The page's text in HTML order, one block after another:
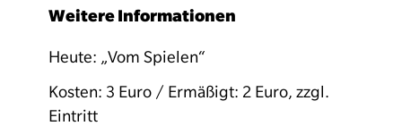
Weitere Informationen
Heute: „Vom Spielen“
Kosten: 3 Euro / Ermäßigt: 2 Euro, zzgl.
Eintritt